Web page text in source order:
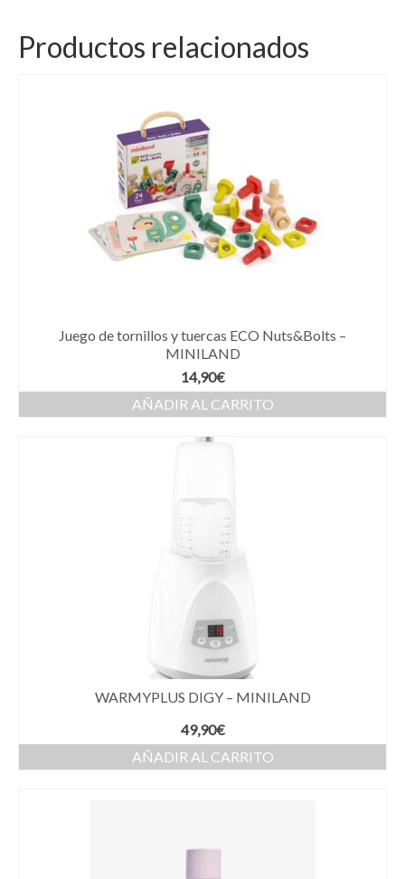
Productos relacionados
Juego de tornillos y tuercas ECO Nuts&Bolts –
MINILAND
14,90€
AÑADIR AL CARRITO
WARMYPLUS DIGY – MINILAND
49,90€
AÑADIR AL CARRITO